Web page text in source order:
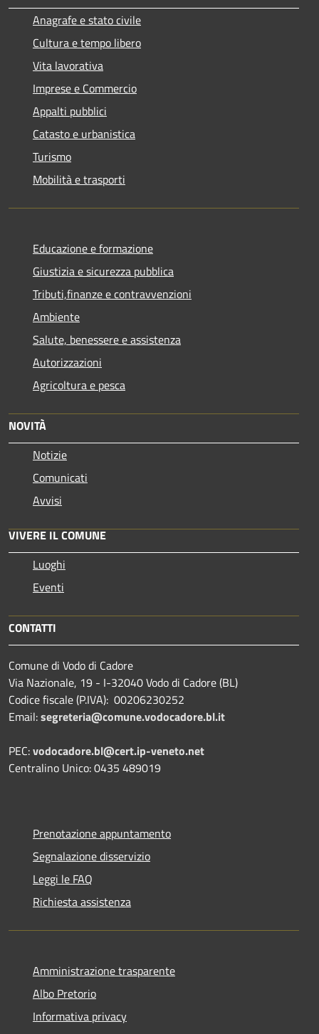
Anagrafe e stato civile
Cultura e tempo libero
Vita lavorativa
Imprese e Commercio
Appalti pubblici
Catasto e urbanistica
Turismo
Mobilità e trasporti
Educazione e formazione
Giustizia e sicurezza pubblica
Tributi,finanze e contravvenzioni
Ambiente
Salute, benessere e assistenza
Autorizzazioni
Agricoltura e pesca
NOVITÀ
Notizie
Comunicati
Avvisi
VIVERE IL COMUNE
Luoghi
Eventi
CONTATTI
Comune di Vodo di Cadore
Via Nazionale, 19 - I-32040 Vodo di Cadore (BL)
Codice fiscale (P.IVA): 00206230252
Email:segreteria@comune.vodocadore.bl.it
PEC:vodocadore.bl@cert.ip-veneto.net
Centralino Unico: 0435 489019
Prenotazione appuntamento
Segnalazione disservizio
Leggi le FAQ
Richiesta assistenza
Amministrazione trasparente
Albo Pretorio
Informativa privacy